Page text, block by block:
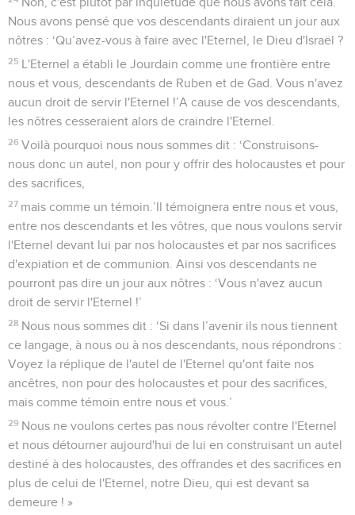
Nous avons pensé que vos descendants diraient un jour aux
nôtres : ‘Qu’avez-vous à faire avec l'Eternel, le Dieu d'Israël ?
25 L'Eternel a établi le Jourdain comme une frontière entre
nous et vous, descendants de Ruben et de Gad. Vous n'avez
aucun droit de servir l'Eternel !’A cause de vos descendants,
les nôtres cesseraient alors de craindre l'Eternel.
26 Voilà pourquoi nous nous sommes dit : ‘Construisons-
nous donc un autel, non pour y offrir des holocaustes et pour
des sacrifices,
27 mais comme un témoin.’Il témoignera entre nous et vous,
entre nos descendants et les vôtres, que nous voulons servir
l'Eternel devant lui par nos holocaustes et par nos sacrifices
d'expiation et de communion. Ainsi vos descendants ne
pourront pas dire un jour aux nôtres : ‘Vous n'avez aucun
droit de servir l'Eternel !’
28 Nous nous sommes dit : ‘Si dans l’avenir ils nous tiennent
ce langage, à nous ou à nos descendants, nous répondrons :
Voyez la réplique de l'autel de l'Eternel qu'ont faite nos
ancêtres, non pour des holocaustes et pour des sacrifices,
mais comme témoin entre nous et vous.’
29 Nous ne voulons certes pas nous révolter contre l'Eternel
et nous détourner aujourd'hui de lui en construisant un autel
destiné à des holocaustes, des offrandes et des sacrifices en
plus de celui de l'Eternel, notre Dieu, qui est devant sa
demeure ! »